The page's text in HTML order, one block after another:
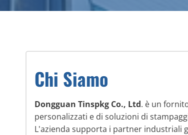
Chi Siamo
Dongguan Tinspkg Co., Ltd. è un
personalizzati e di soluzioni di
L'azienda supporta i partner industriali